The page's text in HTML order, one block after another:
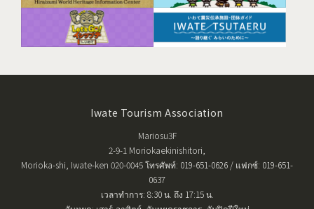
Iwate Tourism Association
Mariosu3F
2-9-1 Moriokaekinishitori,
Morioka-shi, Iwate-ken 020-0045 โทรศัพท์: 019-651-0626 / แฟกซ์: 019-651-
0637
เวลาทำการ: 8:30 น. ถึง 17:15 น.